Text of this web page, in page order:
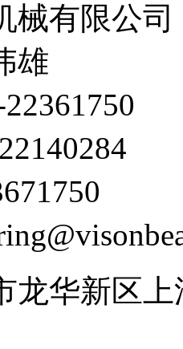
械有限公司
雄
龙华新区